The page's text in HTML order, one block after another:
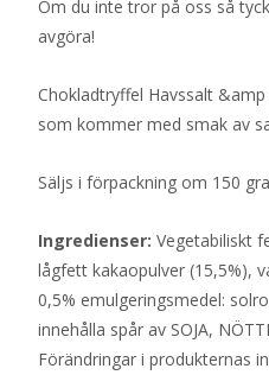
Om du inte tror på oss så
avgöra!
Chokladtryffel Havssalt
som kommer med smak av
Säljs i förpackning om 150
Ingredienser: Vegetabiliskt
lågfett kakaopulver (15,5%),
0,5% emulgeringsmedel:
innehålla spår av SOJA,
Förändringar i produkternas